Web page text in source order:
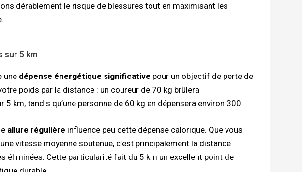
le risque de blessures tout en maximisant les
sur 5 km
une dépense énergétique significative pour un objectif de perte de
poids par la distance : un coureur de 70 kg brûlera
km, tandis qu’une personne de 60 kg en dépensera environ 300.
allure régulière influence peu cette dépense calorique. Que vous
vitesse moyenne soutenue, c’est principalement la distance
éliminées. Cette particularité fait du 5 km un excellent point de